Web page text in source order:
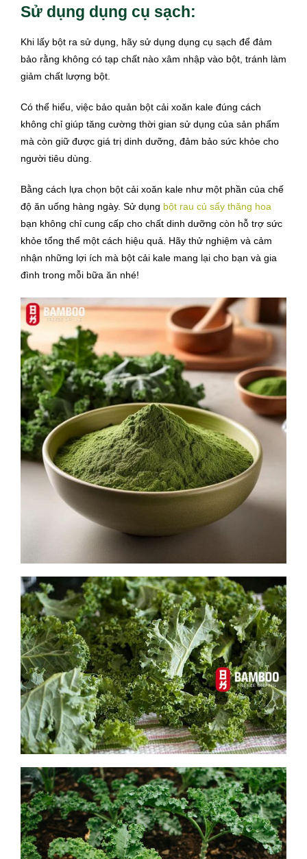
Sử dụng dụng cụ sạch:
Khi lấy bột ra sử dụng, hãy sử dụng dụng cụ sạch để đảm
bảo rằng không có tạp chất nào xâm nhập vào bột, tránh làm
giảm chất lượng bột.
Có thể hiểu, việc bảo quản bột cải xoăn kale đúng cách
không chỉ giúp tăng cường thời gian sử dụng của sản phẩm
mà còn giữ được giá trị dinh dưỡng, đảm bảo sức khỏe cho
người tiêu dùng.
Bằng cách lựa chọn bột cải xoăn kale như một phần của chế
độ ăn uống hàng ngày. Sử dụng bột rau củ sấy thăng hoa
bạn không chỉ cung cấp cho chất dinh dưỡng còn hỗ trợ sức
khỏe tổng thể một cách hiệu quả. Hãy thử nghiệm và cảm
nhận những lợi ích mà bột cải kale mang lại cho bạn và gia
đình trong mỗi bữa ăn nhé!